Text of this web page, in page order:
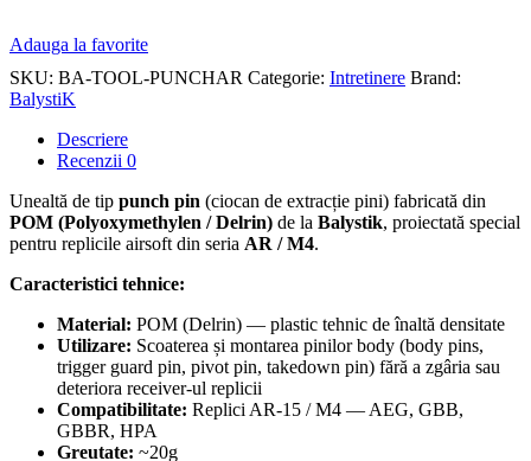
Adauga la favorite
SKU: BA-TOOL-PUNCHAR Categorie: Intretinere Brand:
BalystiK
Descriere
Recenzii 0
Unealtă de tip punch pin (ciocan de extracție pini) fabricată din
POM (Polyoxymethylen / Delrin) de la Balystik, proiectată special
pentru replicile airsoft din seria AR / M4.
Caracteristici tehnice:
Material: POM (Delrin) — plastic tehnic de înaltă densitate
Utilizare: Scoaterea și montarea pinilor body (body pins,
trigger guard pin, pivot pin, takedown pin) fără a zgâria sau
deteriora receiver-ul replicii
Compatibilitate: Replici AR-15 / M4 — AEG, GBB,
GBBR, HPA
Greutate: ~20g